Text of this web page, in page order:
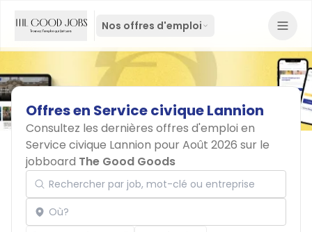
Nos offres d'emploi
Offresen ServiceciviqueLannion
Consultez les dernières offres d'emploi en
Service civique Lannion pour Août 2026 sur le
jobboard The Good Goods
Rechercher par job, mot-clé ou entreprise
Localisation